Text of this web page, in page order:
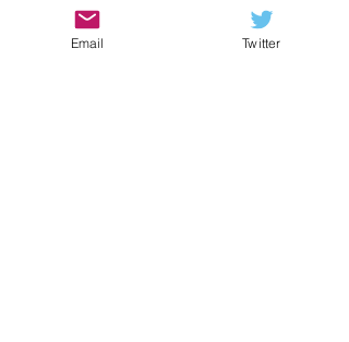
Email Twitter